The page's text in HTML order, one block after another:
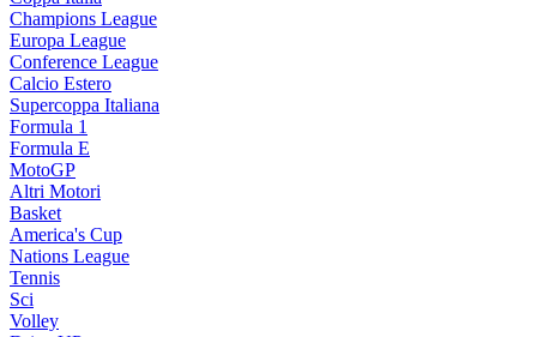
Champions League
Europa League
Conference League
Calcio Estero
Supercoppa Italiana
Formula 1
Formula E
MotoGP
Altri Motori
Basket
America's Cup
Nations League
Tennis
Sci
Volley